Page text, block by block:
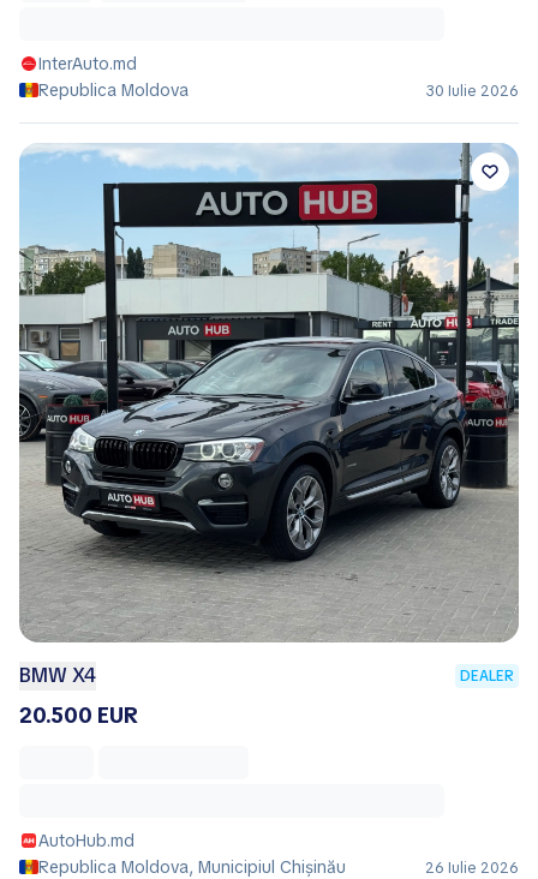
InterAuto.md
Republica Moldova
30 Iulie 2026
BMW X4 DEALER
20.500 EUR
AutoHub.md
Republica Moldova, Municipiul Chișinău
26 Iulie 2026